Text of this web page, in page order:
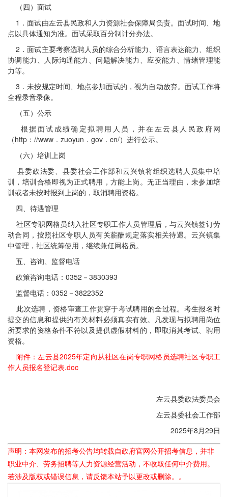
（四）面试
1．面试由左云县民政和人力资源社会保障局负责。面试时间、地
点以具体通知为准。面试采取百分制计分办法。
2．面试主要考察选聘人员的综合分析能力、语言表达能力、组织
协调能力、人际沟通能力、问题解决能力、应变能力、情绪管理能
力等。
3．未按规定时间、地点参加面试的，视为自动放弃。面试工作将
全程录音录像。
（五）公示
根据面试成绩确定拟聘用人员，并在左云县人民政府网
（http：//www．zuoyun．gov．cn/）进行公示。
（六）培训上岗
县委政法委、县委社会工作部和云兴镇将组织选聘人员集中培
训，培训合格即视为正式聘用，方能上岗。无正当理由，未参加培
训或者未按时报到上岗的，取消聘用资格。
四、待遇管理
社区专职网格员纳入社区专职工作人员管理后，与云兴镇签订劳
动合同，按照社区专职人员有关薪酬规定落实相关待遇。云兴镇集
中管理，社区统筹使用，继续兼任网格员。
五、咨询、监督电话
政策咨询电话：0352－3830393
监督电话：0352－3822352
此次选聘，资格审查工作贯穿于考试聘用的全过程。考生报名时
提交的信息和提供的有关材料必须真实有效。凡发现与拟聘用岗位
所要求的资格条件不符以及提供虚假材料的，即取消其考试、聘用
资格。
附件：左云县2025年定向从社区在岗专职网格员选聘社区专职工
作人员报名登记表.doc
左云县委政法委员会
左云县委社会工作部
2025年8月29日
声明：本网发布的招考公告均转载自政府官网公开招考信息，并非
职业中介、劳务招聘等人力资源经营活动，不收取任何中介费用。
若涉及版权或错误信息，请反馈本站予以更改或删除。。